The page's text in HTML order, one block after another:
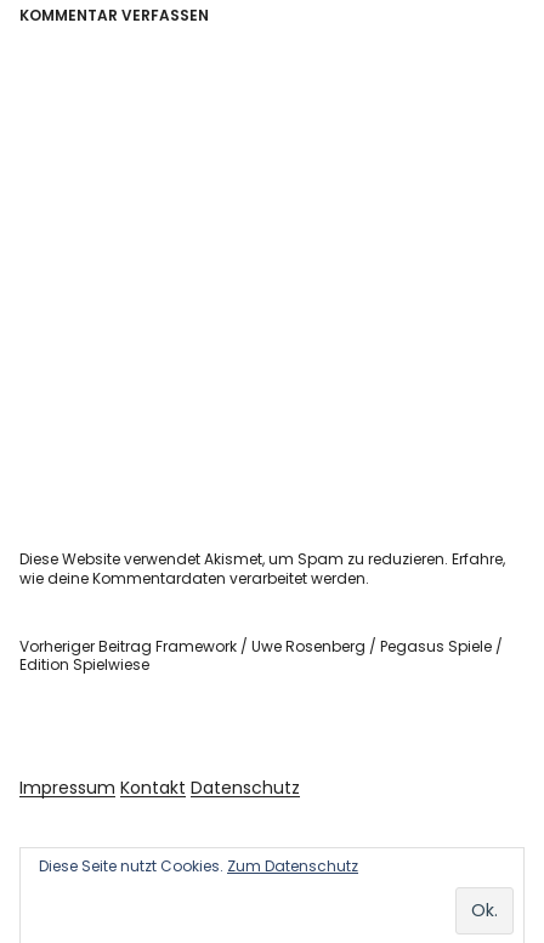
KOMMENTAR VERFASSEN
Diese Website verwendet Akismet, um Spam zu reduzieren.Erfahre,
wie deine Kommentardaten verarbeitet werden.
Vorheriger Beitrag Framework / Uwe Rosenberg / Pegasus Spiele /
Edition Spielwiese
Impressum Kontakt Datenschutz
Diese Seite nutzt Cookies. Zum Datenschutz